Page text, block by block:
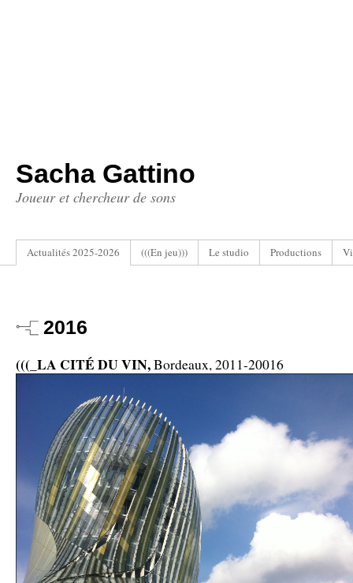
Sacha Gattino
Joueur et chercheur de sons
Actualités 2025-2026 (((En jeu))) Le studio Productions
2016
(((_LA CITÉ DU VIN,Bordeaux, 2011-20016